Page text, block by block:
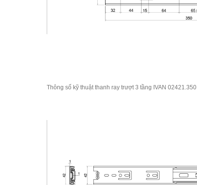
Thông số kỹ thuật thanh ray trượt 3 tầng IVAN 02421.350